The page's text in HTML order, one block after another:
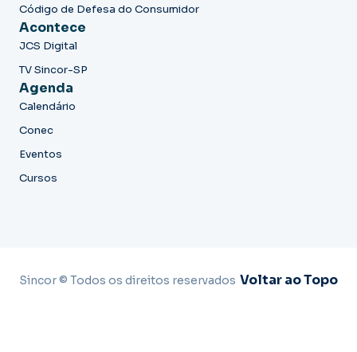
Código de Defesa do Consumidor
Acontece
JCS Digital
TV Sincor-SP
Agenda
Calendário
Conec
Eventos
Cursos
Sincor © Todos os direitos reservados Voltar ao Topo